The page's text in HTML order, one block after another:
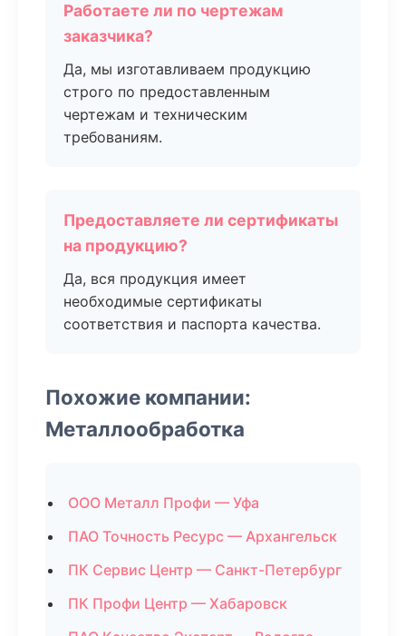
Работаете ли по чертежам
заказчика?
Да, мы изготавливаем продукцию
строго по предоставленным
чертежам и техническим
требованиям.
Предоставляете ли сертификаты
на продукцию?
Да, вся продукция имеет
необходимые сертификаты
соответствия и паспорта качества.
Похожие компании:
Металлообработка
ООО Металл Профи — Уфа
ПАО Точность Ресурс — Архангельск
ПК Сервис Центр — Санкт-Петербург
ПК Профи Центр — Хабаровск